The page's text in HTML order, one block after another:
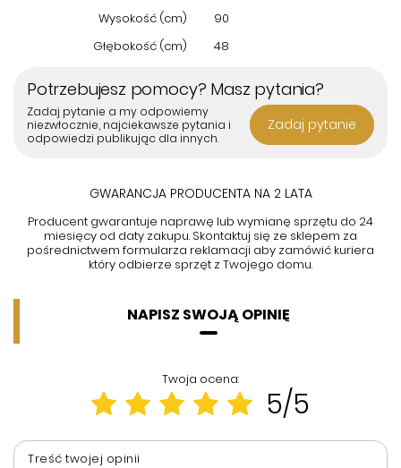
Wysokość (cm)
90
Głębokość (cm)
48
Potrzebujesz pomocy? Masz pytania?
Zadaj pytanie a my odpowiemy
niezwłocznie, najciekawsze pytania i
odpowiedzi publikując dla innych.
Zadaj pytanie
GWARANCJA PRODUCENTA NA 2 LATA
Producent gwarantuje naprawę lub wymianę sprzętu do 24
miesięcy od daty zakupu. Skontaktuj się ze sklepem za
pośrednictwem formularza reklamacji aby zamówić kuriera
który odbierze sprzęt z Twojego domu.
NAPISZ SWOJĄ OPINIĘ
Twoja ocena:
5/5
Treść twojej opinii